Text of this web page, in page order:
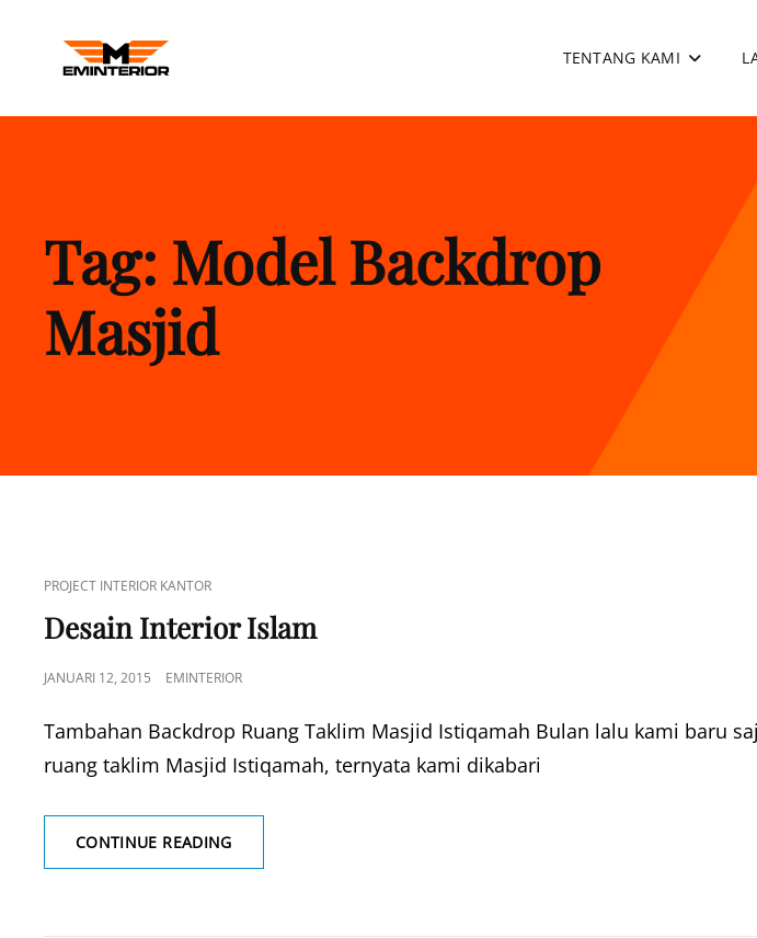
TENTANG KAMI
Tag: Model Backdrop
Masjid
CAT
LINKS
PROJECT INTERIOR KANTOR
Desain Interior Islam
POSTED
JANUARI 12, 2015 EMINTERIOR
Tambahan Backdrop Ruang Taklim Masjid Istiqamah Bulan lalu kami baru
ruang taklim Masjid Istiqamah, ternyata kami dikabari
CONTINUE READINGDESAIN
INTERIOR